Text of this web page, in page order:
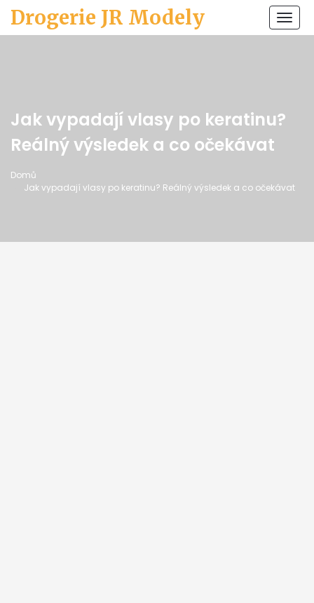
Drogerie JR Modely
Jak vypadají vlasy po keratinu?
Reálný výsledek a co očekávat
Domů
Jak vypadají vlasy po keratinu? Reálný výsledek a co očekávat